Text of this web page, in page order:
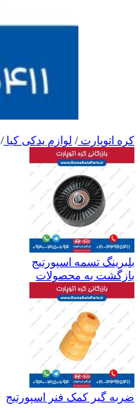
کره اتوپارت/ لوازم یدکی کیا/
بلبرینگ تسمه اسپورتیج
بازگشت به محصولات
ضربه گیر کمک فنر اسپورتیج